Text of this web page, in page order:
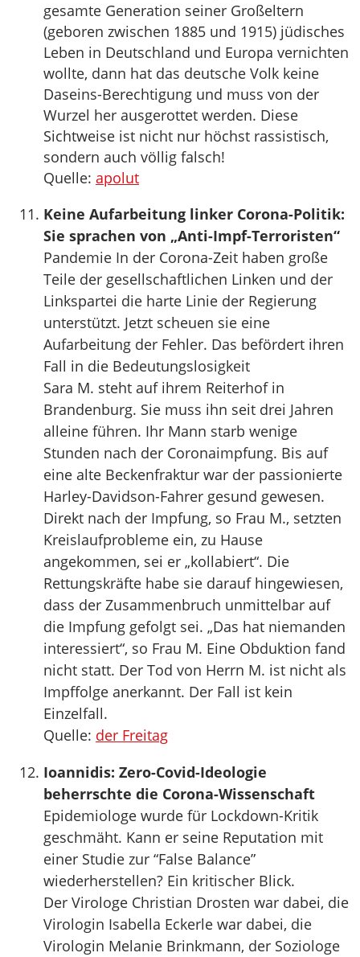
gesamte Generation seiner Großeltern
(geboren zwischen 1885 und 1915) jüdisches
Leben in Deutschland und Europa vernichten
wollte, dann hat das deutsche Volk keine
Daseins-Berechtigung und muss von der
Wurzel her ausgerottet werden. Diese
Sichtweise ist nicht nur höchst rassistisch,
sondern auch völlig falsch!
Quelle: apolut
Keine Aufarbeitung linker Corona-Politik:
Sie sprachen von „Anti-Impf-Terroristen“
Pandemie In der Corona-Zeit haben große
Teile der gesellschaftlichen Linken und der
Linkspartei die harte Linie der Regierung
unterstützt. Jetzt scheuen sie eine
Aufarbeitung der Fehler. Das befördert ihren
Fall in die Bedeutungslosigkeit
Sara M. steht auf ihrem Reiterhof in
Brandenburg. Sie muss ihn seit drei Jahren
alleine führen. Ihr Mann starb wenige
Stunden nach der Coronaimpfung. Bis auf
eine alte Beckenfraktur war der passionierte
Harley-Davidson-Fahrer gesund gewesen.
Direkt nach der Impfung, so Frau M., setzten
Kreislaufprobleme ein, zu Hause
angekommen, sei er „kollabiert“. Die
Rettungskräfte habe sie darauf hingewiesen,
dass der Zusammenbruch unmittelbar auf
die Impfung gefolgt sei. „Das hat niemanden
interessiert“, so Frau M. Eine Obduktion fand
nicht statt. Der Tod von Herrn M. ist nicht als
Impffolge anerkannt. Der Fall ist kein
Einzelfall.
Quelle: der Freitag
Ioannidis: Zero-Covid-Ideologie
beherrschte die Corona-Wissenschaft
Epidemiologe wurde für Lockdown-Kritik
geschmäht. Kann er seine Reputation mit
einer Studie zur “False Balance”
wiederherstellen? Ein kritischer Blick.
Der Virologe Christian Drosten war dabei, die
Virologin Isabella Eckerle war dabei, die
Virologin Melanie Brinkmann, der Soziologe